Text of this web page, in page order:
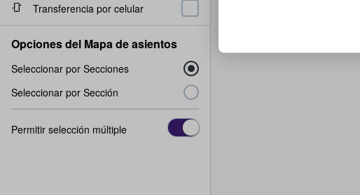
Transferencia por celular
Opciones del Mapa de asientos
Seleccionar por Secciones
Seleccionar por Sección
Permitir selección múltiple